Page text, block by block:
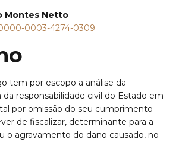
Montes Netto
0003-4274-0309
tem por escopo a análise da
da responsabilidade civil do Estado em
por omissão do seu cumprimento
de fiscalizar, determinante para a
o agravamento do dano causado, no